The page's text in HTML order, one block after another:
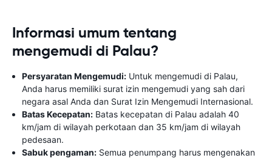
Informasi umum tentang
mengemudi di Palau?
Persyaratan Mengemudi: Untuk mengemudi di Palau,
Anda harus memiliki surat izin mengemudi yang sah dari
negara asal Anda dan Surat Izin Mengemudi Internasional.
Batas Kecepatan: Batas kecepatan di Palau adalah 40
km/jam di wilayah perkotaan dan 35 km/jam di wilayah
pedesaan.
Sabuk pengaman: Semua penumpang harus mengenakan